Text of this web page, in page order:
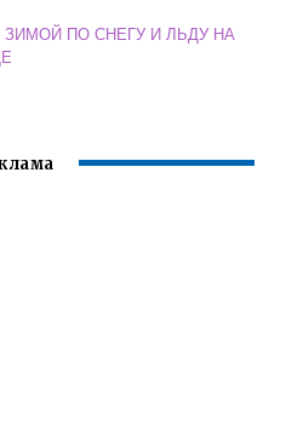
ЗИМОЙ ПО СНЕГУ И ЛЬДУ НА